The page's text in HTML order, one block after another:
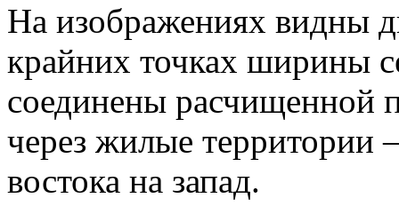
На изображениях видны
крайних точках ширины
соединены расчищенной
через жилые
востока на запад.